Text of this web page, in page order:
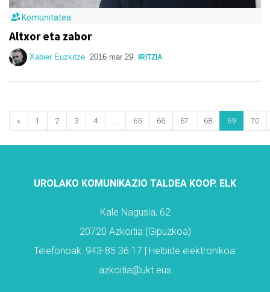
Komunitatea
Altxor eta zabor
Xabier Euzkitze 2016 mar 29 IRITZIA
« 1 2 3 4 65 66 67 68 69 70
UROLAKO KOMUNIKAZIO TALDEA KOOP. ELK
Kale Nagusia, 62
20720 Azkoitia (Gipuzkoa)
Telefonoak: 943-85 36 17 | Helbide elektronikoa:
azkoitia@ukt.eus